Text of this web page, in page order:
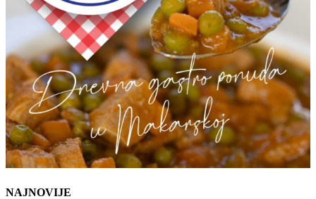
NAJNOVIJE